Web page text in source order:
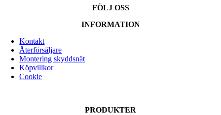
produkten
flera
alternativen
FÖLJ OSS
INFORMATION
Kontakt
Återförsäljare
Montering skyddsnät
Köpvillkor
Cookie
PRODUKTER